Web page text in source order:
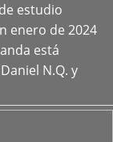
estudio
enero de 2024
está
N.Q. y